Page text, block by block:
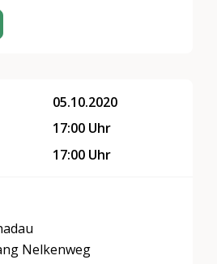
05.10.2020
17:00 Uhr
17:00 Uhr
Nelkenweg